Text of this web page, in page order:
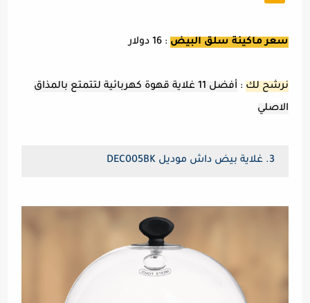
سعر ماكينة سلق البيض : 16 دولار
نرشح لك :
أفضل 11 غلاية قهوة كهربائية لتتمتع بالمذاق
الاصلي
3. غلاية بيض داش موديل DEC005BK